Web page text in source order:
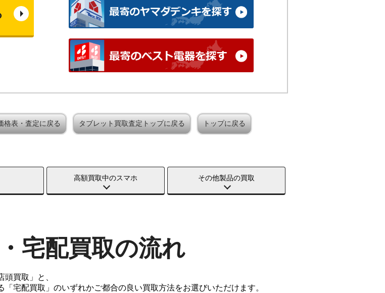
格表・査定に戻る タブレット買取査定トップに戻る トップに戻る
高額買取中のスマホ その他製品の買取
宅配買取の流れ
買取」と、
宅配買取」のいずれかご都合の良い買取方法をお選びいただけます。